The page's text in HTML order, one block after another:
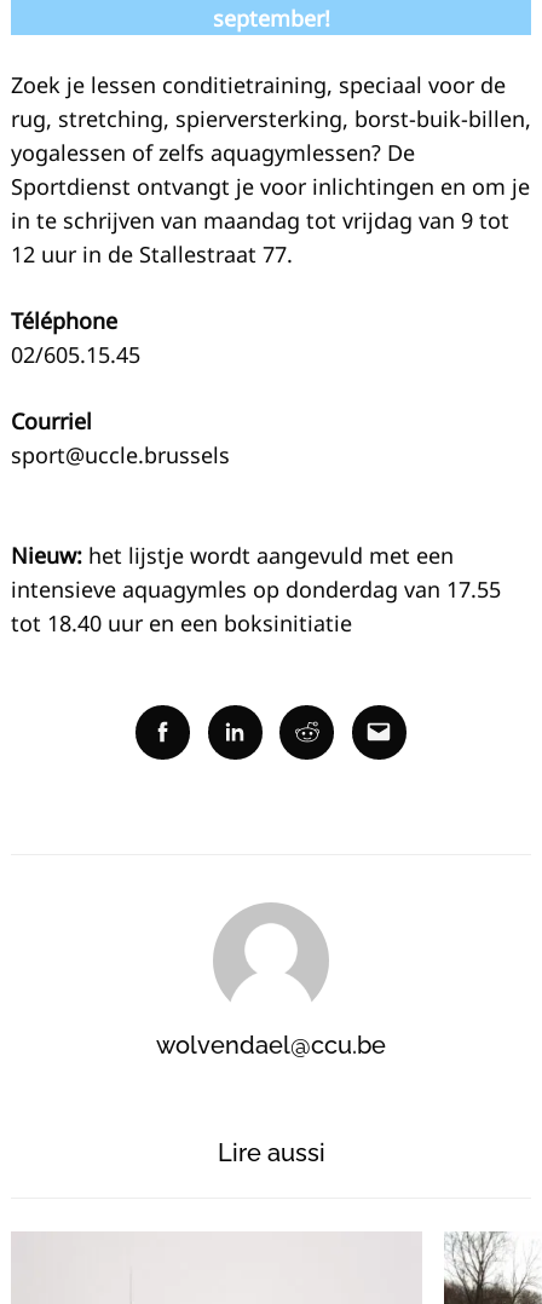
september!
Zoek je lessen conditietraining, speciaal voor de
rug, stretching, spierversterking, borst-buik-billen,
yogalessen of zelfs aquagymlessen? De
Sportdienst ontvangt je voor inlichtingen en om je
in te schrijven van maandag tot vrijdag van 9 tot
12 uur in de Stallestraat 77.
Téléphone
02/605.15.45
Courriel
sport@uccle.brussels
Nieuw: het lijstje wordt aangevuld met een
intensieve aquagymles op donderdag van 17.55
tot 18.40 uur en een boksinitiatie
FacebookLinkedinRedditEmail
wolvendael@ccu.be
Lire aussi